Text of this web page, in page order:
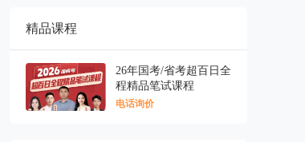
精品课程
26年国考/省考超百日全
程精品笔试课程
电话询价